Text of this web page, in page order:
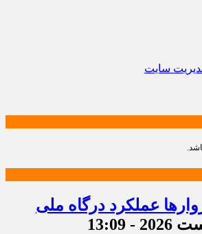
سایت
عملکرد درگاه ملی